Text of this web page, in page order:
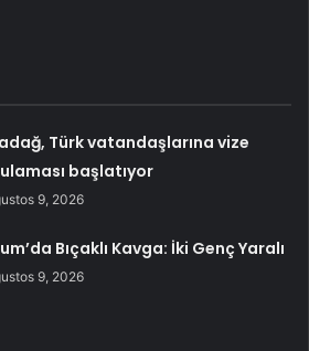
Türk vatandaşlarına vize
başlatıyor
9, 2026
Bıçaklı Kavga: İki Genç Yaralı
9, 2026